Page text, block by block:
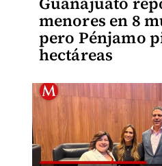
menores en 8
pero Pénjamo
hectáreas